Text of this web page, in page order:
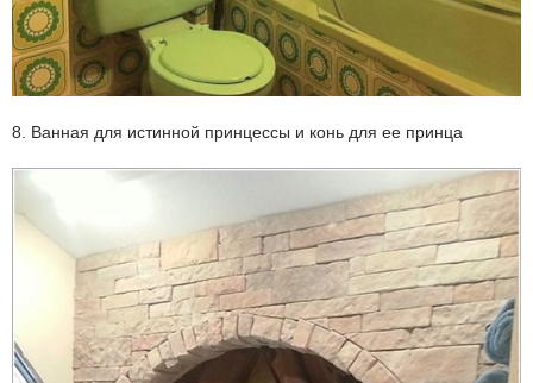
8. Ванная для истинной принцессы и конь для ее принца